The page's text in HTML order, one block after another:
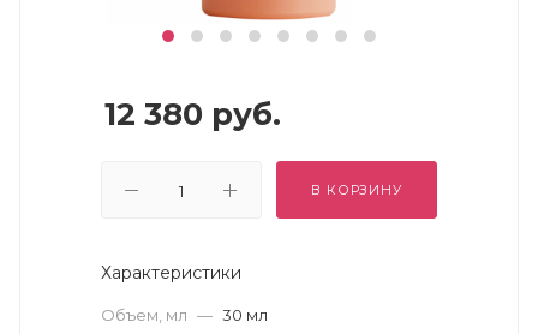
12 380 руб.
В КОРЗИНУ
Характеристики
Объем, мл — 30 мл